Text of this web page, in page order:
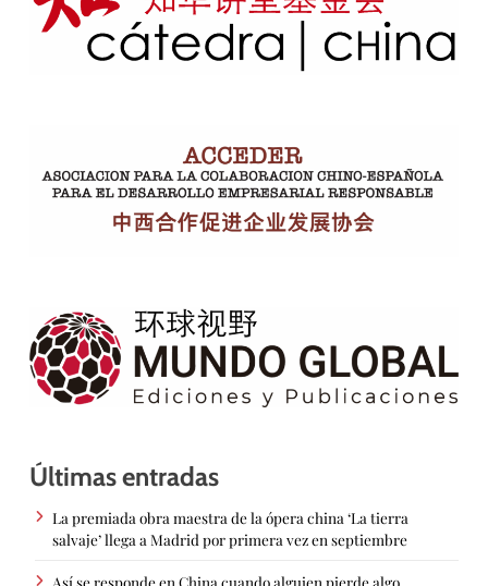
Últimas entradas
La premiada obra maestra de la ópera china ‘La tierra
salvaje’ llega a Madrid por primera vez en septiembre
Así se responde en China cuando alguien pierde algo